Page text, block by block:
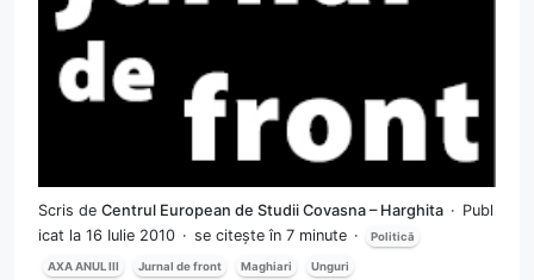
Scris de Centrul European de Studii Covasna – Harghita
Publ
icat la 16 Iulie 2010
se citește în 7 minute Politică
AXA ANUL III Jurnal de front Maghiari Unguri